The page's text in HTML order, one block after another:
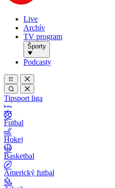
Live
Archív
TV program
Športy
Podcasty
Tipsport liga
Futbal
Hokej
Basketbal
Americký futbal